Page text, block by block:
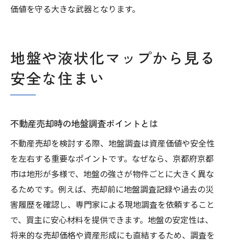
価値を守る大きな武器となります。
地盤や液状化マップから見る
安全な住まい
不動産売却時の地盤調査ポイントとは
不動産売却を検討する際、地盤調査は資産価値や安全性
を左右する重要なポイントです。なぜなら、京都府京都
市は地形が多様で、地盤の強さが物件ごとに大きく異な
るためです。例えば、売却前に地盤調査記録や過去の災
害履歴を確認し、専門家による現地調査を依頼すること
で、買主に安心材料を提供できます。地盤の安定性は、
将来的な売却価格や資産形成にも直結するため、調査を